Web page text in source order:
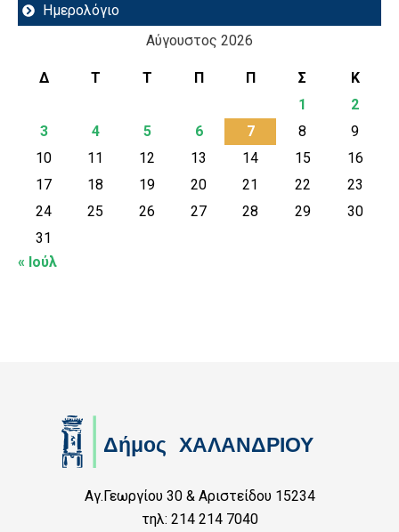
Ημερολόγιο
Αύγουστος 2026
Δ Τ Τ Π Π Σ
Κ
1
2
3
4 5 6 7 8
9
10
11 12 13 14 15
16
17
18 19 20 21 22
23
24
25 26 27 28 29
30
31
« Ιούλ
Αγ.Γεωργίου 30 & Αριστείδου 15234
τηλ: 214 214 7040